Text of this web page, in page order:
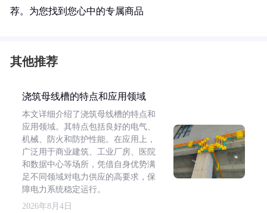
荐。为您找到您心中的专属商品
其他推荐
浇筑母线槽的特点和应用领域
本文详细介绍了浇筑母线槽的特点和
应用领域。其特点包括良好的电气、
机械、防火和防护性能。在应用上，
广泛用于商业建筑、工业厂房、医院
和数据中心等场所，凭借自身优势满
足不同领域对电力供应的高要求，保
障电力系统稳定运行。
2026年8月4日